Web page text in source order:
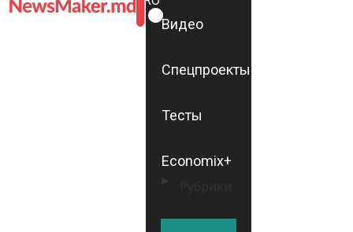
RU
Видео
Спецпроекты
Тесты
Economix+